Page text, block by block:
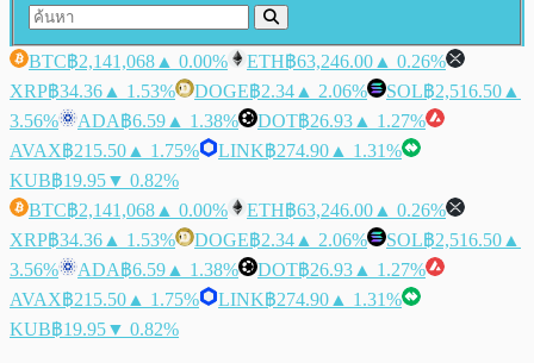
BTC฿2,141,068 ▲ 0.00% ETH฿63,246.00 ▲ 0.26%
XRP฿34.36 ▲ 1.53% DOGE฿2.34 ▲ 2.06% SOL฿2,516.50 ▲
3.56%
ADA฿6.59 ▲ 1.38% DOT฿26.93 ▲ 1.27%
AVAX฿215.50 ▲ 1.75% LINK฿274.90 ▲ 1.31%
KUB฿19.95▼ 0.82%
BTC฿2,141,068 ▲ 0.00% ETH฿63,246.00 ▲ 0.26%
XRP฿34.36 ▲ 1.53% DOGE฿2.34 ▲ 2.06% SOL฿2,516.50 ▲
3.56%
ADA฿6.59 ▲ 1.38% DOT฿26.93 ▲ 1.27%
AVAX฿215.50 ▲ 1.75% LINK฿274.90 ▲ 1.31%
KUB฿19.95▼ 0.82%